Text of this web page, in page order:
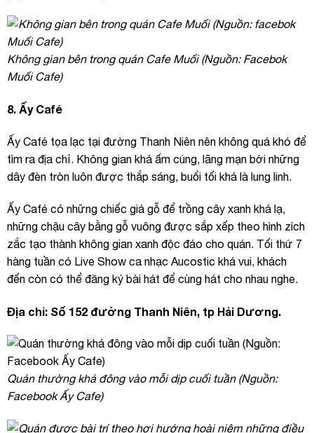
Không gian bên trong quán Cafe Muối (Nguồn: Facebok
Muối Cafe)
8. Ấy Café
Ấy Café tọa lạc tại đường Thanh Niên nên không quá khó để
tìm ra địa chỉ. Không gian khá ấm cúng, lãng mạn bới những
dây đèn tròn luôn được thắp sáng, buổi tối khá là lung linh.
Ấy Café có những chiếc giá gỗ để trồng cây xanh khá lạ,
những chậu cây bằng gỗ vuông được sắp xếp theo hình zích
zắc tạo thành không gian xanh độc đáo cho quán. Tối thứ 7
hàng tuần có Live Show ca nhạc Aucostic khá vui, khách
đến còn có thể đăng ký bài hát để cùng hát cho nhau nghe.
Địa chỉ: Số 152 đường Thanh Niên, tp Hải Dương.
Quán thường khá đông vào mỗi dịp cuối tuần (Nguồn:
Facebook Ấy Cafe)